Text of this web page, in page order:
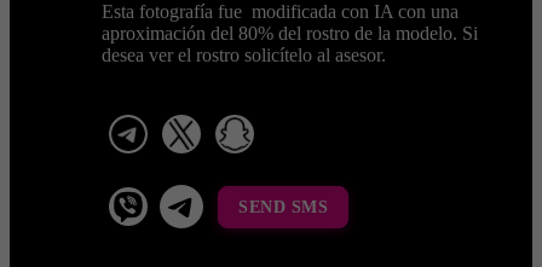
Esta fotografía fue modificada con IA con una
aproximación del 80% del rostro de la modelo. Si
desea ver el rostro solicítelo al asesor.
telegram
viber Telegram La Celestina
SEND SMS